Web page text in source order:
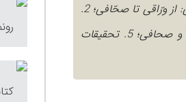
چکیده: این مقاله مشتمل بر پنج بخش و هر یک به چند قسمت و به ترتیب زیر می باشد: الف- کلیات 1. نگاه عمومی: از ورّاقی تا صحّافی؛ 2.
آگاهی فرنگیان با صحافی ایرانی؛ 3. آشنایی ایرانیان با صحافی فرنگی؛ 4. متون و رسائل قدیمی دربارۀ جلد سازی و صحافی؛ 5. تحقیقات